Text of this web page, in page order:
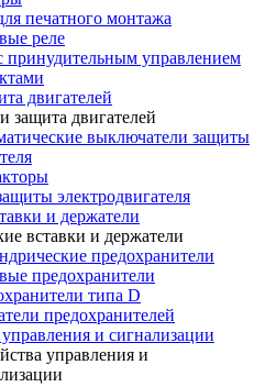
печатного монтажа
реле
принудительным управлением
двигателей
защита двигателей
выключатели защиты
электродвигателя
и держатели
вставки и держатели
предохранители
предохранители
типа D
предохранителей
и сигнализации
управления и